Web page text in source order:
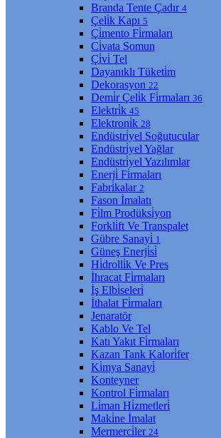
Branda Tente Çadır 4
Çeli̇k Kapı 5
Çi̇mento Fi̇rmaları
Ci̇vata Somun
Çi̇vi̇ Tel
Dayanıklı Tüketi̇m
Dekorasyon 22
Demi̇r Çeli̇k Fi̇rmaları 36
Elektri̇k 45
Elektroni̇k 28
Endüstri̇yel Soğutucular
Endüstri̇yel Yağlar
Endüstri̇yel Yazılımlar
Enerji̇ Fi̇rmaları
Fabri̇kalar 2
Fason İmalatı
Fi̇lm Prodüksi̇yon
Forkli̇ft Ve Transpalet
Gübre Sanayi̇ 1
Güneş Enerji̇si̇
Hi̇drolli̇k Ve Pres
İhracat Fi̇rmaları
İş Elbi̇seleri̇
İthalat Fi̇rmaları
Jenaratör
Kablo Ve Tel
Katı Yakıt Fi̇rmaları
Kazan Tank Kalori̇fer
Ki̇mya Sanayi̇
Konteyner
Kontrol Fi̇rmaları
Li̇man Hi̇zmetleri̇
Maki̇ne İmalat
Mermerci̇ler 24